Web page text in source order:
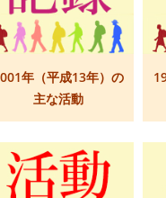
年（平成13年）の
主な活動